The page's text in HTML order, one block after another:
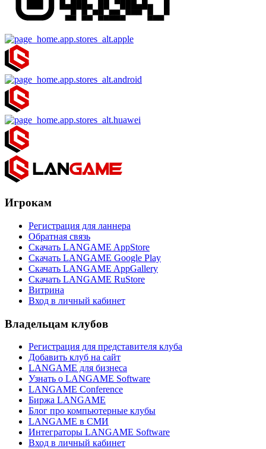
Игрокам
Регистрация для ланнера
Обратная связь
Скачать LANGAME AppStore
Скачать LANGAME Google Play
Скачать LANGAME AppGallery
Скачать LANGAME RuStore
Витрина
Вход в личный кабинет
Владельцам клубов
Регистрация для представителя клуба
Добавить клуб на сайт
LANGAME для бизнеса
Узнать о LANGAME Software
LANGAME Conference
Биржа LANGAME
Блог про компьютерные клубы
LANGAME в СМИ
Интеграторы LANGAME Software
Вход в личный кабинет